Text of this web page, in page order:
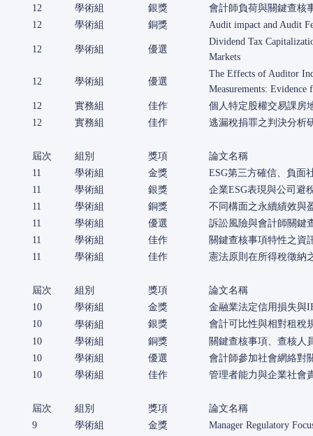
12
學術組 銀獎
會計師負荷與關鍵查核
12
學術組 銅獎 Audit impact and Audit
12 學術組 優選
Dividend Tax
Markets
12 學術組 優選
The Effects of Auditor
Measurements: Evidence
12
實務組 佳作
個人特定股權交易課房
12
實務組 佳作 逃漏稅捐罪之判決分析
屆次 組別 獎項
論文名稱
11
學術組 金獎
ESG第三方確信、負面
11
學術組 銀獎
企業ESG表現與公司避
11
學術組 銅獎
不同構面之永續績效與
11
學術組 優選
訴訟風險與會計師關鍵
11
學術組 佳作
關鍵查核事項特性之資
11
學術組 佳作 憲法原則在所得稅徵納
屆次 組別 獎項
論文名稱
10
學術組 金獎
金融業法定信用損失與
10
學術組 銀獎
會計可比性與相對租稅
10
學術組 銅獎
關鍵查核事項、查核人
10
學術組 優選
會計師參加社會網絡對
10
學術組 佳作 管理者能力與企業社會
屆次 組別 獎項
論文名稱
9
學術組 金獎
Manager Regulatory